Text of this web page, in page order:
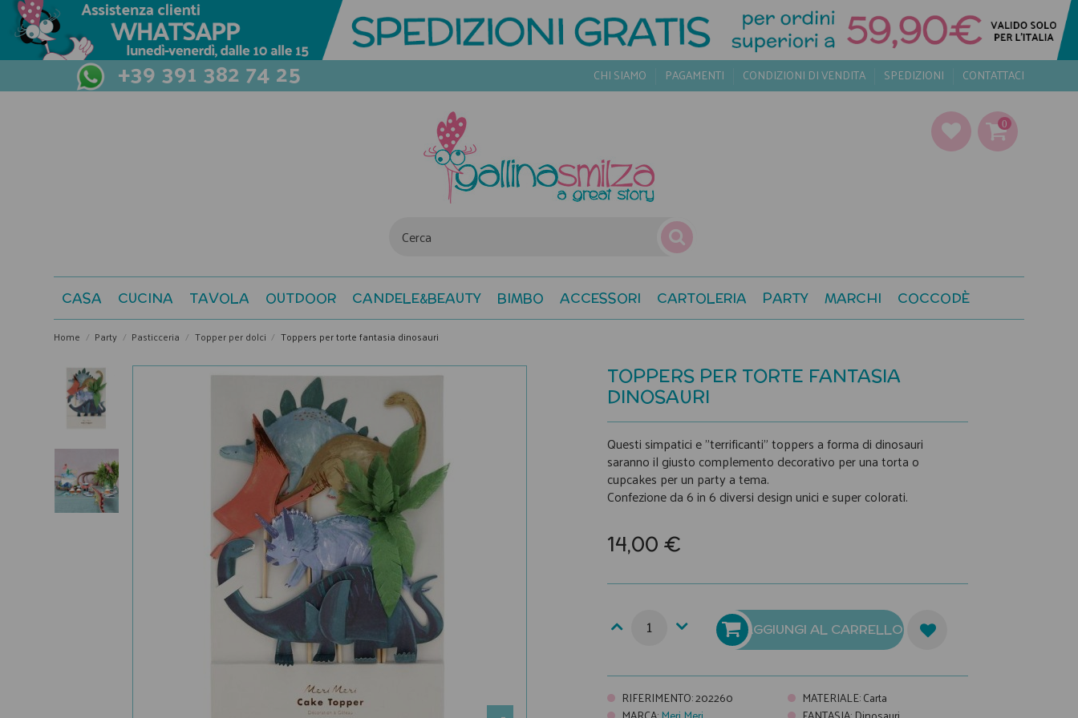
+39 391 382 74 25 CHI SIAMO PAGAMENTI CONDIZIONI DI VENDITA SPEDIZIONI CONTATTACI
0
CASA CUCINA TAVOLA OUTDOOR CANDELE&BEAUTY BIMBO ACCESSORI CARTOLERIA PARTY MARCHI COCCODÈ
Home Party Pasticceria Topper per dolci Toppers per torte fantasia dinosauri
TOPPERS PER TORTE FANTASIA
DINOSAURI
Questi simpatici e "terrificanti" toppers a forma di dinosauri
saranno il giusto complemento decorativo per una torta o
cupcakes per un party a tema.
Confezione da 6 in 6 diversi design unici e super colorati.
14,00 €
AGGIUNGI AL CARRELLO
RIFERIMENTO:202260 MATERIALE:Carta